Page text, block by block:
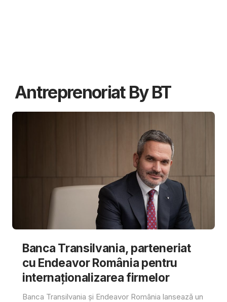
Antreprenoriat By BT
Banca Transilvania, parteneriat
cu Endeavor România pentru
internaționalizarea firmelor
Banca Transilvania și Endeavor România lansează un